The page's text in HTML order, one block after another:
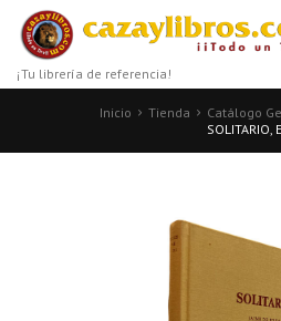
¡Tu librería de referencia!
Inicio Tienda
Catálogo
SOLITARIO,